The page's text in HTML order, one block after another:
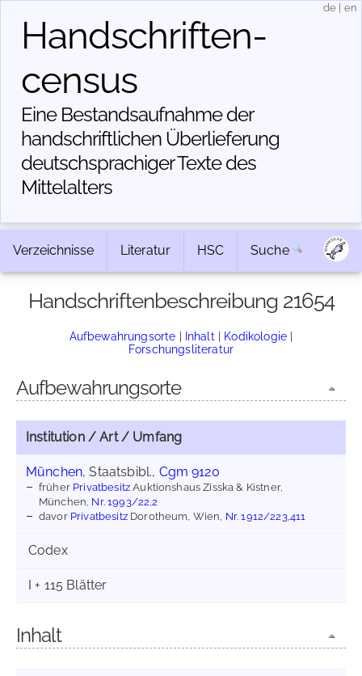
Handschriften­
census
Eine Bestandsaufnahme der
handschriftlichen Über­lieferung
deutschsprachiger Texte des
Mittelalters
de en
Verzeichnisse Literatur HSC Suche
Handschriftenbeschreibung 21654
Aufbewahrungsorte | Inhalt | Kodikologie |
Forschungsliteratur
Aufbewahrungsorte
Institution / Art / Umfang
München, Staatsbibl., Cgm 9120
früher PrivatbesitzAuktionshaus Zisska & Kistner,
München, Nr. 1993/22,2
davor PrivatbesitzDorotheum, Wien, Nr. 1912/223,411
Codex
I + 115 Blätter
Inhalt